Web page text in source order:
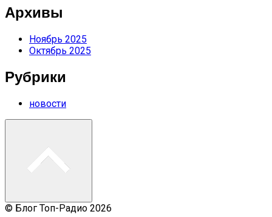
Архивы
Ноябрь 2025
Октябрь 2025
Рубрики
новости
© Блог Топ-Радио 2026